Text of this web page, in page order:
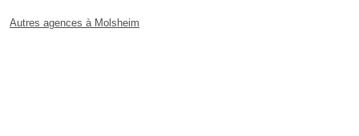
Autres agences à Molsheim